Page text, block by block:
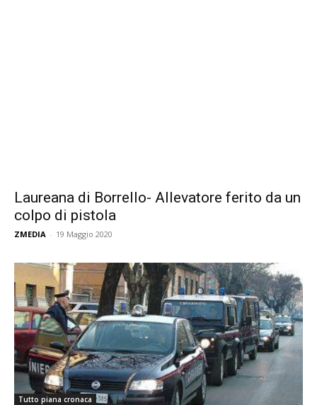
Laureana di Borrello- Allevatore ferito da un
colpo di pistola
ZMEDIA - 19 Maggio 2020
Tutto piana cronaca